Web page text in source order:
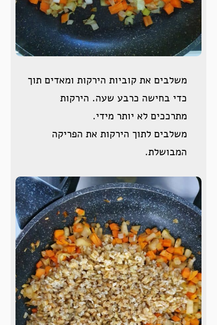
משלבים את קוביות הירקות ומאדים תוך
כדי בחישה כרבע שעה. הירקות
מתרככים לא יותר מידי.
משלבים לתוך הירקות את הפריקה
המבושלת.